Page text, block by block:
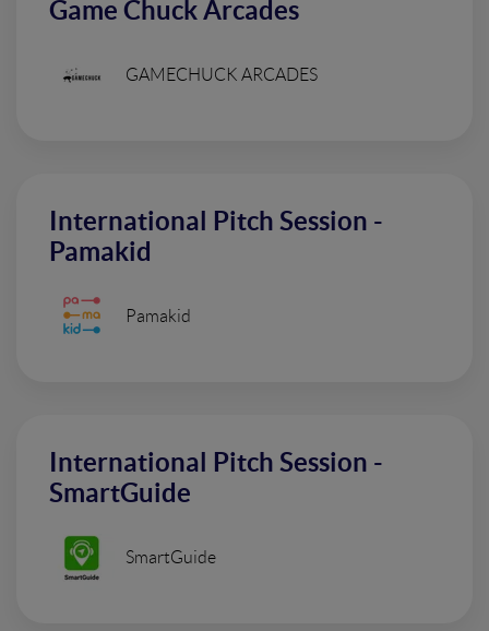
Game Chuck Arcades
GAMECHUCK ARCADES
International Pitch Session -
Pamakid
Pamakid
International Pitch Session -
SmartGuide
SmartGuide